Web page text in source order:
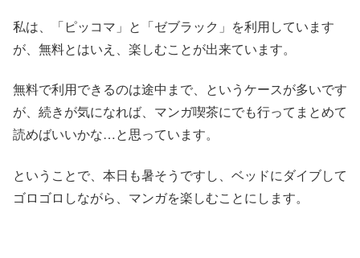
私は、「ピッコマ」と「ゼブラック」を利用しています
が、無料とはいえ、楽しむことが出来ています。
無料で利用できるのは途中まで、というケースが多いです
が、続きが気になれば、マンガ喫茶にでも行ってまとめて
読めばいいかな…と思っています。
ということで、本日も暑そうですし、ベッドにダイブして
ゴロゴロしながら、マンガを楽しむことにします。